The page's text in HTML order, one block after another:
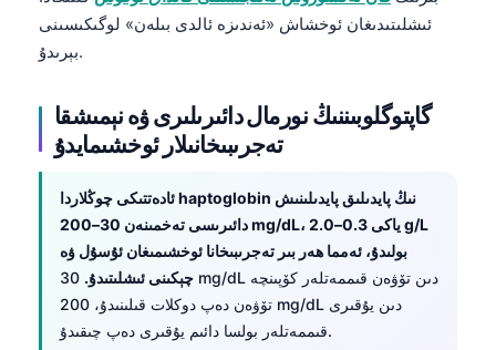
ئىشلىتىدىغان ئوخشاش «ئەندىزە ئالدى بىلەن» لوگىكىسىنى
بېرىدۇ.
گاپتوگلوبىننىڭ نورمال دائىرىلىرى ۋە نېمىشقا
تەجرىبىخانىلار ئوخشىمايدۇ
ئادەتتىكى چوڭلاردا haptoglobin نىڭ پايدىلىق پايدىلىنىش
دائىرىسى تەخمىنەن 30–200 mg/dL، ياكى 0.3–2.0 g/L
بولىدۇ، ئەمما ھەر بىر تەجرىبىخانا ئوخشىمىغان ئۇسۇل ۋە
چېكىنى ئىشلىتىدۇ. 30 mg/dL دىن تۆۋەن قىممەتلەر كۆپىنچە
تۆۋەن دەپ دوكلات قىلىنىدۇ، 200 mg/dL دىن يۇقىرى
قىممەتلەر بولسا دائىم يۇقىرى دەپ چىقىدۇ.